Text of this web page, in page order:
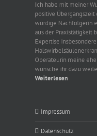
Ich habe mit meiner
positive Übergangszeit
würdige Nachfolgerin
aus der Praxistätigkeit
Expertise
Operateurin meine
wünsche ihr dazu
Weiterlesen
Impressum
Datenschutz